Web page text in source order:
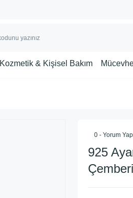
Kozmetik & Kişisel Bakım
0 - Yorum Yap
925